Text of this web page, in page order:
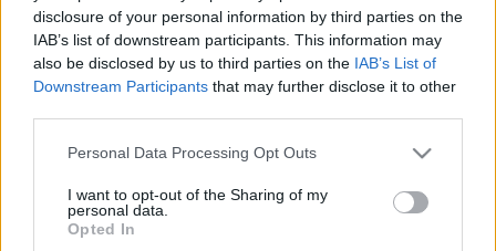
disclosure of your personal information by third parties on the
IAB’s list of downstream participants. This information may
also be disclosed by us to third parties on the IAB’s List of
Downstream Participants that may further disclose it to other
Please note that this website/app uses one or more Google
not limited to your visit or usage behaviour. You may click to
grant or deny consent to Google and its third-party tags to
use your data for below specified purposes in below Google
Personal Data Processing Opt Outs
I want to opt-out of the Sharing of my
personal data.
Opted In
Felhasználónév
Jelszó
rám
Elfelejtette jelszavát?
Elfelejtette felhasználónevét?
Regisztráció
Bejelentkezés
faiskola.hu
Kertészeti, kerti termékek és szolgáltatások térképes
szaknévsora